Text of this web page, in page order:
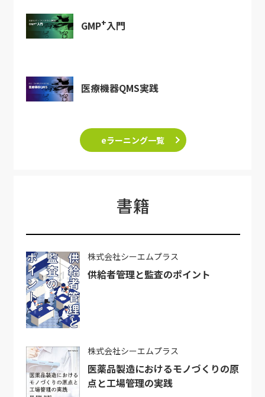
GMP+入門
医療機器QMS実践
eラーニング一覧
書籍
株式会社シーエムプラス
供給者管理と監査のポイント
株式会社シーエムプラス
医薬品製造におけるモノづくりの原
点と工場管理の実践